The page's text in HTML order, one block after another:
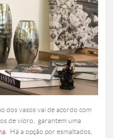
dos vasos vai de acordo com
de vidro, garantem uma
. Há a opção por esmaltados,